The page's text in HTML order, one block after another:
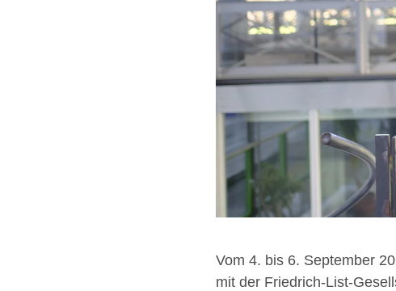
Vom 4. bis 6. September
mit der Friedrich-List-